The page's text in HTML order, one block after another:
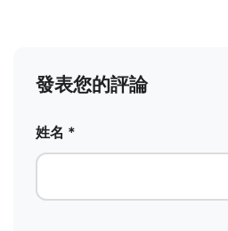
發表您的評論
姓名 *